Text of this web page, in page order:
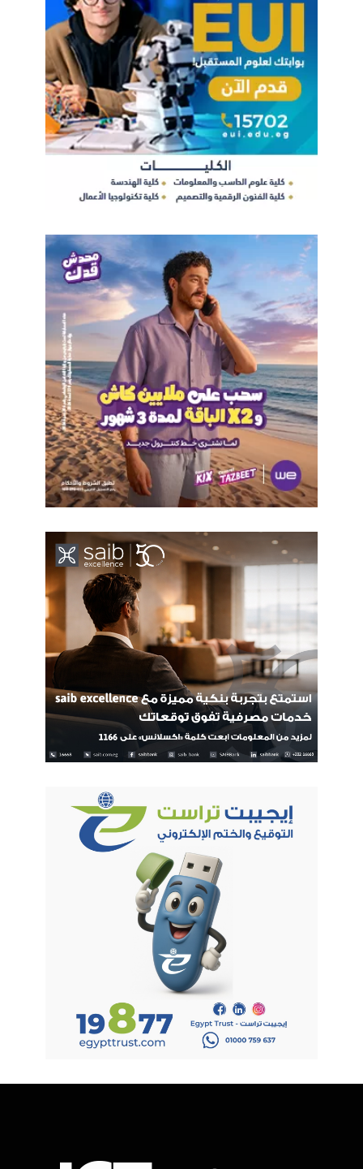
يقتصر التلاعب على كلمات أو أجزاء محدودة داخل محتوى حقيقي، ما
يجعل اكتشافه أكثر صعوبة، مؤكداً أنه لا توجد حتى الآن أداة تقنية
قادرة على التحقق من صحة المحتوى بنسبة 100%.
وفي ختام الجلسة، أوضح عاصم جلال أن العديد من المنصات الذكية
الحالية تعتمد على التحقق من المعلومات من خلال مقارنة المحتوى
بمصادر متعددة وموثوقة، وليس من خلال فحص المحتوى ذاته فقط،
مشيراً إلى أن مستقبل مواجهة التزييف العميق سيعتمد على الدمج
بين التقنيات المتقدمة، والوعي المجتمعي، والأطر التنظيمية
والتشريعية القادرة على مواكبة التطور المتسارع للذكاء الاصطناعي.
وأكد المشاركون أن مواجهة مخاطر الإعلام الاصطناعي والتزييف
العميق تتطلب تعاوناً وثيقاً بين الحكومات والشركات والمؤسسات
الأكاديمية، إلى جانب تعزيز ثقافة التحقق الرقمي، بما يضمن الحفاظ
على الثقة في المحتوى والمعلومات داخل الفضاء الرقمي.
AUC
Caisec التزييف العميق